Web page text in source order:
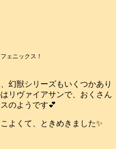
ェニックス！
幻獣シリーズもいくつかあり
リヴァイアサンで、おくさん
のようです💕
よくて、ときめきました✨